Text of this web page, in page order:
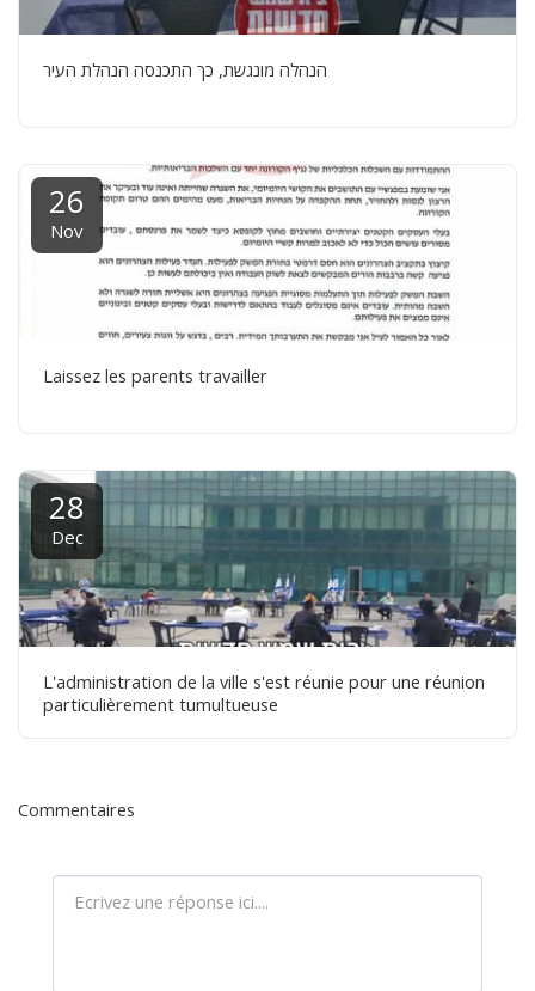
הנהלה מונגשת, כך התכנסה הנהלת העיר
26
Nov
Laissez les parents travailler
28
Dec
L'administration de la ville s'est réunie pour une réunion
particulièrement tumultueuse
Commentaires